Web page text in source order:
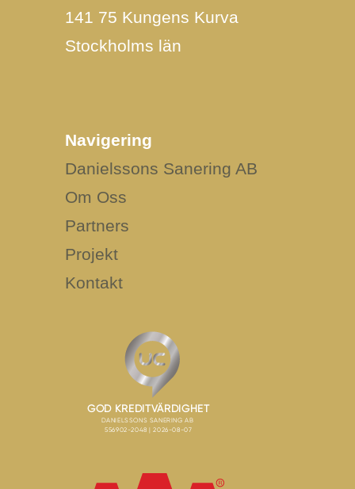
141 75 Kungens Kurva
Stockholms län
Navigering
Danielssons Sanering AB
Om Oss
Partners
Projekt
Kontakt